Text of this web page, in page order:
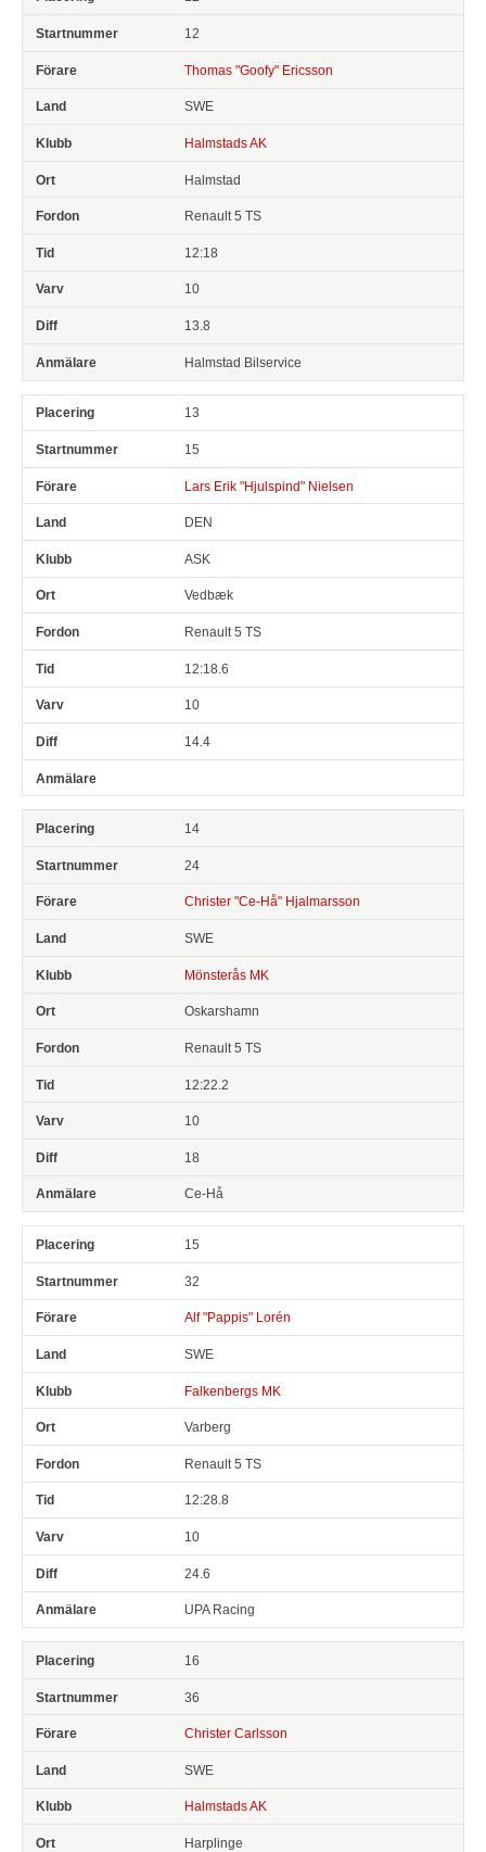
12
Thomas "Goofy" Ericsson
SWE
Halmstads AK
Halmstad
Renault 5 TS
12:18
10
13.8
Halmstad Bilservice
13
15
Lars Erik "Hjulspind" Nielsen
DEN
ASK
Vedbæk
Renault 5 TS
12:18.6
10
14.4
14
24
Christer "Ce-Hå" Hjalmarsson
SWE
Mönsterås MK
Oskarshamn
Renault 5 TS
12:22.2
10
18
Ce-Hå
15
32
Alf "Pappis" Lorén
SWE
Falkenbergs MK
Varberg
Renault 5 TS
12:28.8
10
24.6
UPA Racing
16
36
Christer Carlsson
SWE
Halmstads AK
Harplinge